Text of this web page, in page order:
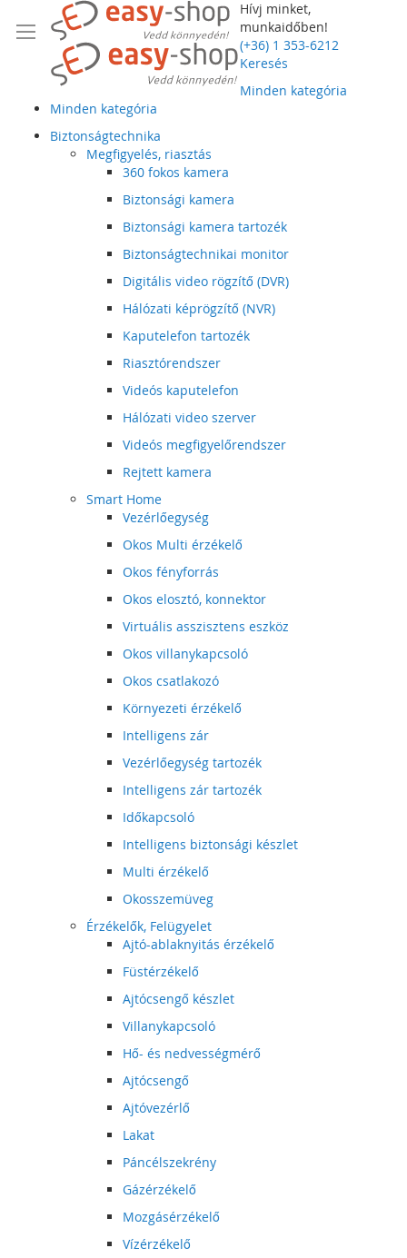
Hívj minket,
munkaidőben!
(+36) 1 353-6212
Keresés
Minden kategória
Minden kategória
Biztonságtechnika
Megfigyelés, riasztás
360 fokos kamera
Biztonsági kamera
Biztonsági kamera tartozék
Biztonságtechnikai monitor
Digitális video rögzítő (DVR)
Hálózati képrögzítő (NVR)
Kaputelefon tartozék
Riasztórendszer
Videós kaputelefon
Hálózati video szerver
Videós megfigyelőrendszer
Rejtett kamera
Smart Home
Vezérlőegység
Okos Multi érzékelő
Okos fényforrás
Okos elosztó, konnektor
Virtuális asszisztens eszköz
Okos villanykapcsoló
Okos csatlakozó
Környezeti érzékelő
Intelligens zár
Vezérlőegység tartozék
Intelligens zár tartozék
Időkapcsoló
Intelligens biztonsági készlet
Multi érzékelő
Okosszemüveg
Érzékelők, Felügyelet
Ajtó-ablaknyitás érzékelő
Füstérzékelő
Ajtócsengő készlet
Villanykapcsoló
Hő- és nedvességmérő
Ajtócsengő
Ajtóvezérlő
Lakat
Páncélszekrény
Gázérzékelő
Mozgásérzékelő
Vízérzékelő